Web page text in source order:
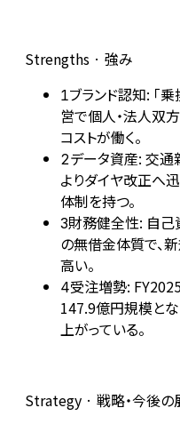
Strengths · 強み
1ブランド認知: 「
営で個人・法人双
コストが働く。
2データ資産: 交
よりダイヤ改正へ
体制を持つ。
3財務健全性: 自己
の無借金体質で、
高い。
4受注増勢:
147.9億円規模と
上がっている。
Strategy · 戦略・今後の